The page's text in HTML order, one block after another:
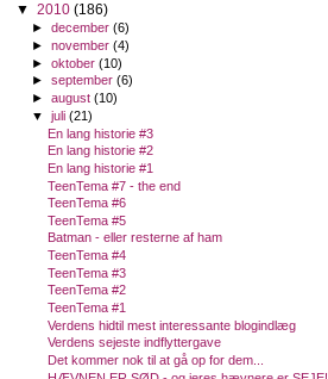
▼ 2010 (186)
►december(6)
►november(4)
►oktober(10)
►september(6)
►august(10)
▼juli(21)
En lang historie #3
En lang historie #2
En lang historie #1
TeenTema #7 - the end
TeenTema #6
TeenTema #5
Batman - eller resterne af ham
TeenTema #4
TeenTema #3
TeenTema #2
TeenTema #1
Verdens hidtil mest interessante blogindlæg
Verdens sejeste indflyttergave
Det kommer nok til at gå op for dem...